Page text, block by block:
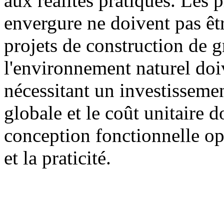
envergure ne doivent pas
projets de construction de
l'environnement naturel
nécessitant un
globale et le coût unitaire
conception fonctionnelle
et la praticité.